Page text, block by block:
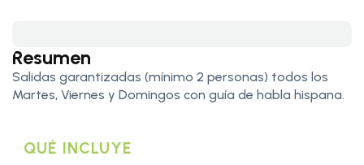
Resumen
Salidas garantizadas (mínimo 2 personas) todos los
Martes, Viernes y Domingos con guía de habla hispana.
QUÉ INCLUYE